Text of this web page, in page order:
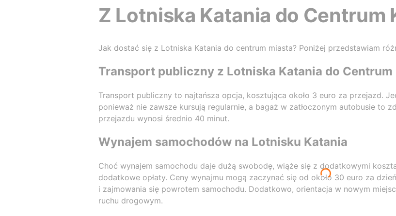
Z Lotniska Katania do Centrum
Jak dostać się z Lotniska Katania do centrum miasta? Poniżej przedstawiam
Transport publiczny z Lotniska Katania do Centrum
Transport publiczny to najtańsza opcja, kosztująca około 3 euro za przejazd.
ponieważ nie zawsze kursują regularnie, a bagaż w zatłoczonym autobusie to
przejazdu wynosi średnio 40 minut.
Wynajem samochodów na Lotnisku Katania
Choć wynajem samochodu daje dużą swobodę, wiąże się z dodatkowymi
dodatkowe opłaty. Ceny wynajmu mogą zaczynać się od około 30 euro za
i zajmowania się powrotem samochodu. Dodatkowo, orientacja w nowym
ruchu drogowym.